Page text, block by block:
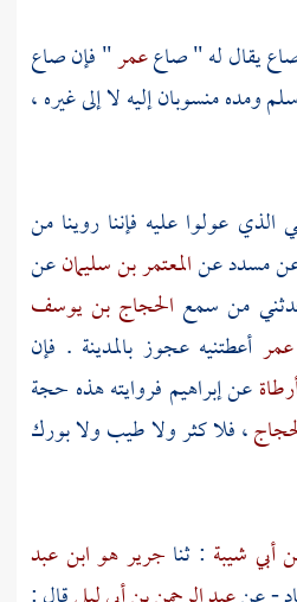
يقال له " صاععمر" فإن صاع
ومده منسوبان إليه لا إلى غيره ،
عولوا عليه فإننا روينا من
مسددعنالمعتمر بن سليمانعن
من سمع الحجاج بن يوسف
عمر أعطتنيه عجوز بالمدينة . فإن
عنإبراهيم فروايته هذه حجة
، فلا كثر ولا طيب ولا بورك
أبي شيبة : ثنا جرير هو ابن عبد